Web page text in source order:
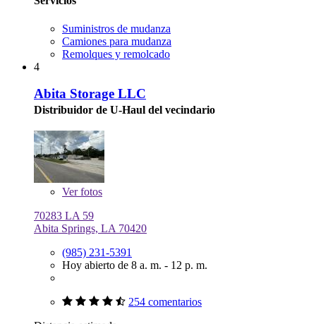
Suministros de mudanza
Camiones para mudanza
Remolques y remolcado
4
Abita Storage LLC
Distribuidor de U-Haul del vecindario
Verfotos
70283 LA 59
Abita Springs, LA 70420
(985) 231-5391
Hoy abierto de 8 a. m. - 12 p. m.
254 comentarios